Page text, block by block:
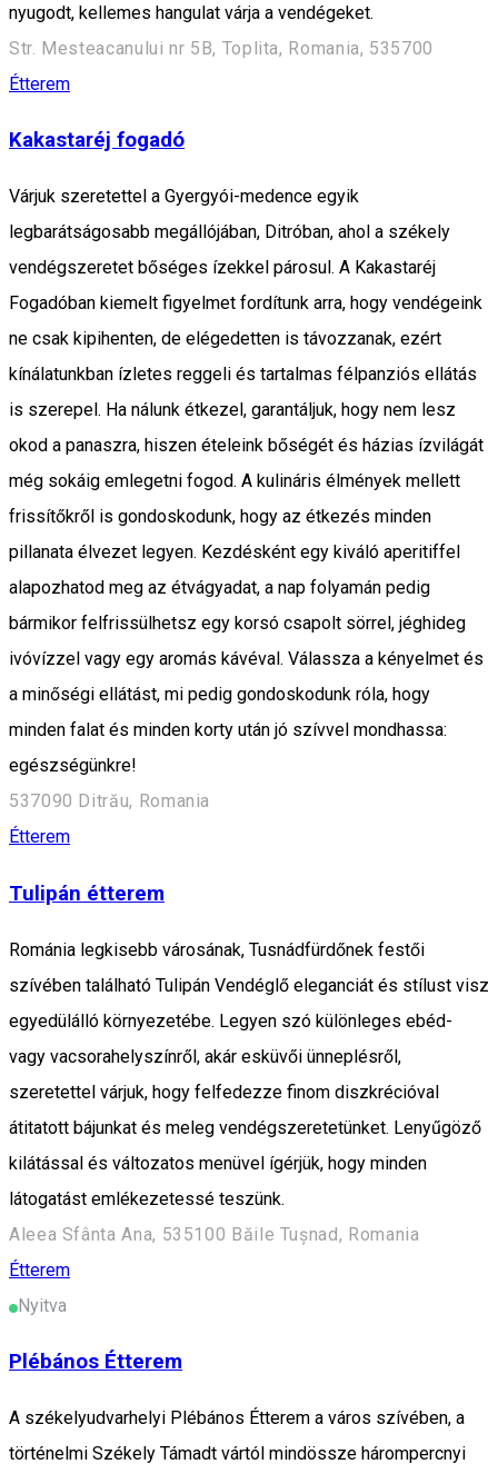
nyugodt, kellemes hangulat várja a vendégeket.
Str. Mesteacanului nr 5B, Toplita, Romania, 535700
Étterem
Kakastaréj fogadó
Várjuk szeretettel a Gyergyói-medence egyik
legbarátságosabb megállójában, Ditróban, ahol a székely
vendégszeretet bőséges ízekkel párosul. A Kakastaréj
Fogadóban kiemelt figyelmet fordítunk arra, hogy vendégeink
ne csak kipihenten, de elégedetten is távozzanak, ezért
kínálatunkban ízletes reggeli és tartalmas félpanziós ellátás
is szerepel. Ha nálunk étkezel, garantáljuk, hogy nem lesz
okod a panaszra, hiszen ételeink bőségét és házias ízvilágát
még sokáig emlegetni fogod. A kulináris élmények mellett
frissítőkről is gondoskodunk, hogy az étkezés minden
pillanata élvezet legyen. Kezdésként egy kiváló aperitiffel
alapozhatod meg az étvágyadat, a nap folyamán pedig
bármikor felfrissülhetsz egy korsó csapolt sörrel, jéghideg
ivóvízzel vagy egy aromás kávéval. Válassza a kényelmet és
a minőségi ellátást, mi pedig gondoskodunk róla, hogy
minden falat és minden korty után jó szívvel mondhassa:
egészségünkre!
537090 Ditrău, Romania
Étterem
Tulipán étterem
Románia legkisebb városának, Tusnádfürdőnek festői
szívében található Tulipán Vendéglő eleganciát és stílust visz
egyedülálló környezetébe. Legyen szó különleges ebéd-
vagy vacsorahelyszínről, akár esküvői ünneplésről,
szeretettel várjuk, hogy felfedezze finom diszkrécióval
átitatott bájunkat és meleg vendégszeretetünket. Lenyűgöző
kilátással és változatos menüvel ígérjük, hogy minden
látogatást emlékezetessé teszünk.
Aleea Sfânta Ana, 535100 Băile Tușnad, Romania
Étterem
Nyitva
Plébános Étterem
A székelyudvarhelyi Plébános Étterem a város szívében, a
történelmi Székely Támadt vártól mindössze hárompercnyi